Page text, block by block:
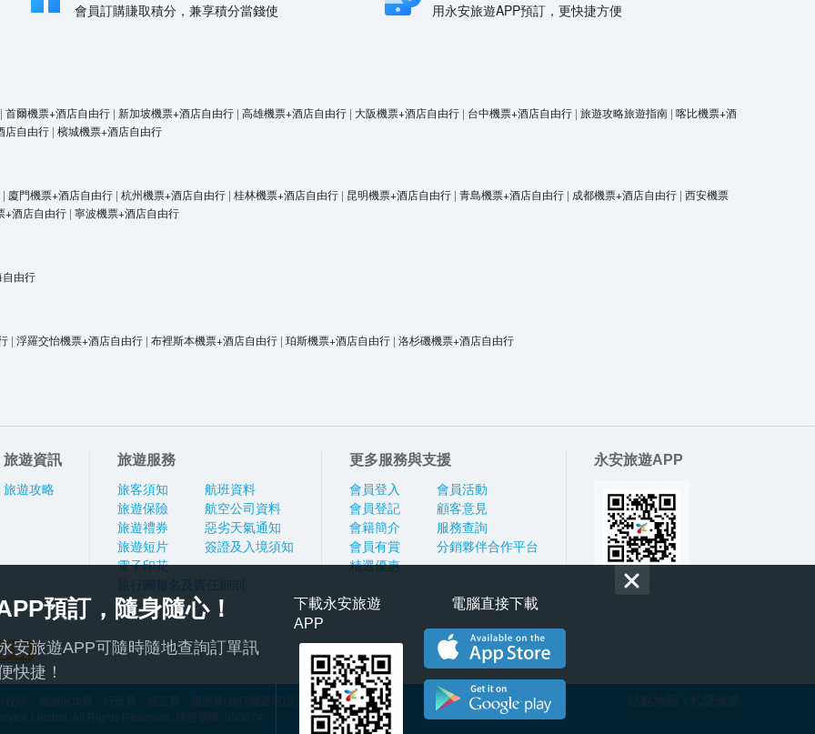
會員訂購賺取積分，兼享積分當錢使 用永安旅遊APP預訂，更快捷方便
首爾機票+酒店自由行 | 新加坡機票+酒店自由行 | 高雄機票+酒店自由行 | 大阪機票+酒店自由行 | 台中機票+酒店自由行 | 旅遊攻略旅遊指南 | 喀比機票+酒
店自由行 | 檳城機票+酒店自由行
| 廈門機票+酒店自由行 | 杭州機票+酒店自由行 | 桂林機票+酒店自由行 | 昆明機票+酒店自由行 | 青島機票+酒店自由行 | 成都機票+酒店自由行 | 西安機票
+酒店自由行 | 寧波機票+酒店自由行
自由行
| 浮羅交怡機票+酒店自由行 | 布裡斯本機票+酒店自由行 | 珀斯機票+酒店自由行 | 洛杉磯機票+酒店自由行
旅遊資訊
旅遊攻略
旅遊服務
旅客須知
旅遊保險
旅遊禮券
旅遊短片
電子印花
航班資料
航空公司資料
惡劣天氣通知
簽證及入境須知
旅行團報名及責任細則
更多服務與支援
會員登入
會員登記
會籍簡介
會員有賞
精選優惠
會員活動
顧客意見
服務查詢
分銷夥伴合作平台
永安旅遊APP
項、燃油附加費、行政費、簽証費、服務費(旅行團適用)及其他應繳費用
預訂，隨身隨心！
安旅遊APP可隨時隨地查詢訂單訊
快捷！
下載永安旅遊
APP
電腦直接下載